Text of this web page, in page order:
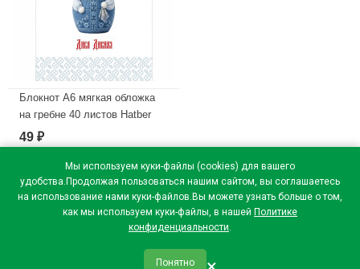
Мы используем куки-файлы (cookies) для вашего
удобства.Продолжая пользоваться нашим сайтом, вы соглашаетесь
на использование нами куки-файлов.Вы можете узнать больше о том,
как мы используем куки-файлы, в нашей Политике
конфиденциальности.
Понятно
Блокнот А6 мягкая обложка
на гребне 40 листов Hatber
Дива дивная клетка арт
40Б6В1гр
В наличии
49 ₽